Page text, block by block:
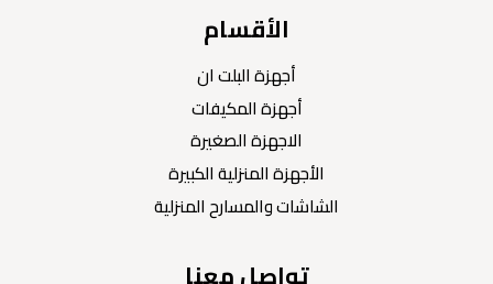
الأقسام
أجهزة البلت ان
أجهزة المكيفات
الاجهزة الصغيرة
الأجهزة المنزلية الكبيرة
الشاشات والمسارح المنزلية
تواصل معنا